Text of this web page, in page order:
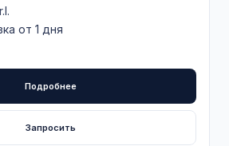
от 1 дня
Подробнее
Запросить